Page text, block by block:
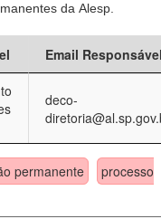
da Alesp.
Email
deco-
permanente
processo